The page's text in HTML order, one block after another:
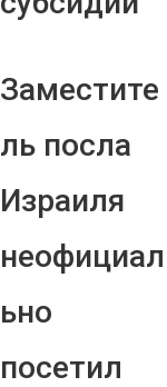
Заместите
ль посла
Израиля
неофициал
ьно
посетил